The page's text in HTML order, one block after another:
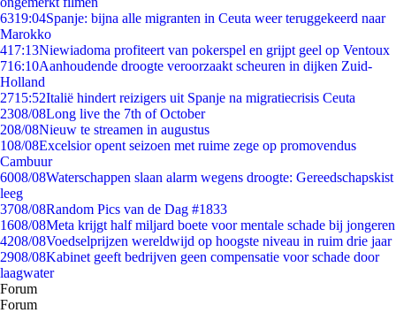
6319:04Spanje: bijna alle migranten in Ceuta weer teruggekeerd naar
Marokko
417:13Niewiadoma profiteert van pokerspel en grijpt geel op Ventoux
716:10Aanhoudende droogte veroorzaakt scheuren in dijken Zuid-
Holland
2715:52Italië hindert reizigers uit Spanje na migratiecrisis Ceuta
2308/08Long live the 7th of October
208/08Nieuw te streamen in augustus
108/08Excelsior opent seizoen met ruime zege op promovendus
Cambuur
6008/08Waterschappen slaan alarm wegens droogte: Gereedschapskist
leeg
3708/08Random Pics van de Dag #1833
1608/08Meta krijgt half miljard boete voor mentale schade bij jongeren
4208/08Voedselprijzen wereldwijd op hoogste niveau in ruim drie jaar
2908/08Kabinet geeft bedrijven geen compensatie voor schade door
laagwater
Forum
Forum